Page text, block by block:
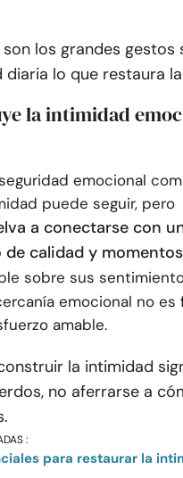
son los grandes gestos
diaria lo que restaura
la intimidad
emocional
puede seguir, pero
a conectarse con
calidad y
sobre sus
emocional no es
amable.
la intimidad
no aferrarse a
:
para restaurar la